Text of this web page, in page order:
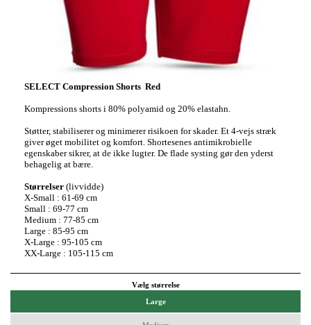
SELECT Compression Shorts Red
Kompressions shorts i 80% polyamid og 20% elastahn.
Støtter, stabiliserer og minimerer risikoen for skader. Et 4-vejs stræk
giver øget mobilitet og komfort. Shortesenes antimikrobielle
egenskaber sikrer, at de ikke lugter. De flade systing gør den yderst
behagelig at bære.
Størrelser (livvidde)
X-Small : 61-69 cm
Small : 69-77 cm
Medium : 77-85 cm
Large : 85-95 cm
X-Large : 95-105 cm
XX-Large : 105-115 cm
Vælg størrelse
Large